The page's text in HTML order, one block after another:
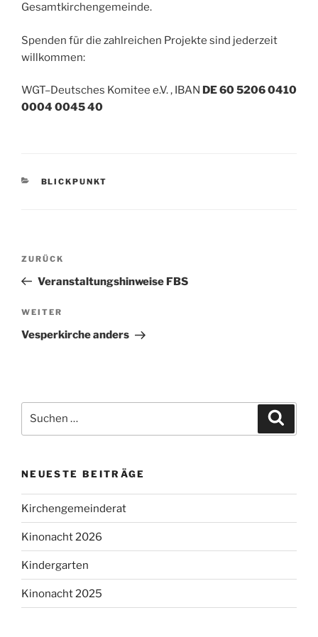
Gesamtkirchengemeinde.
Spenden für die zahlreichen Projekte sind jederzeit
willkommen:
WGT–Deutsches Komitee e.V. , IBAN DE 60 5206 0410
0004 0045 40
KATEGORIEN
BLICKPUNKT
Beitragsnavigation
Vorheriger
Beitrag
ZURÜCK
Veranstaltungshinweise FBS
Nächster
Beitrag
WEITER
Vesperkirche anders
nach:
NEUESTE BEITRÄGE
Kirchengemeinderat
Kinonacht 2026
Kindergarten
Kinonacht 2025